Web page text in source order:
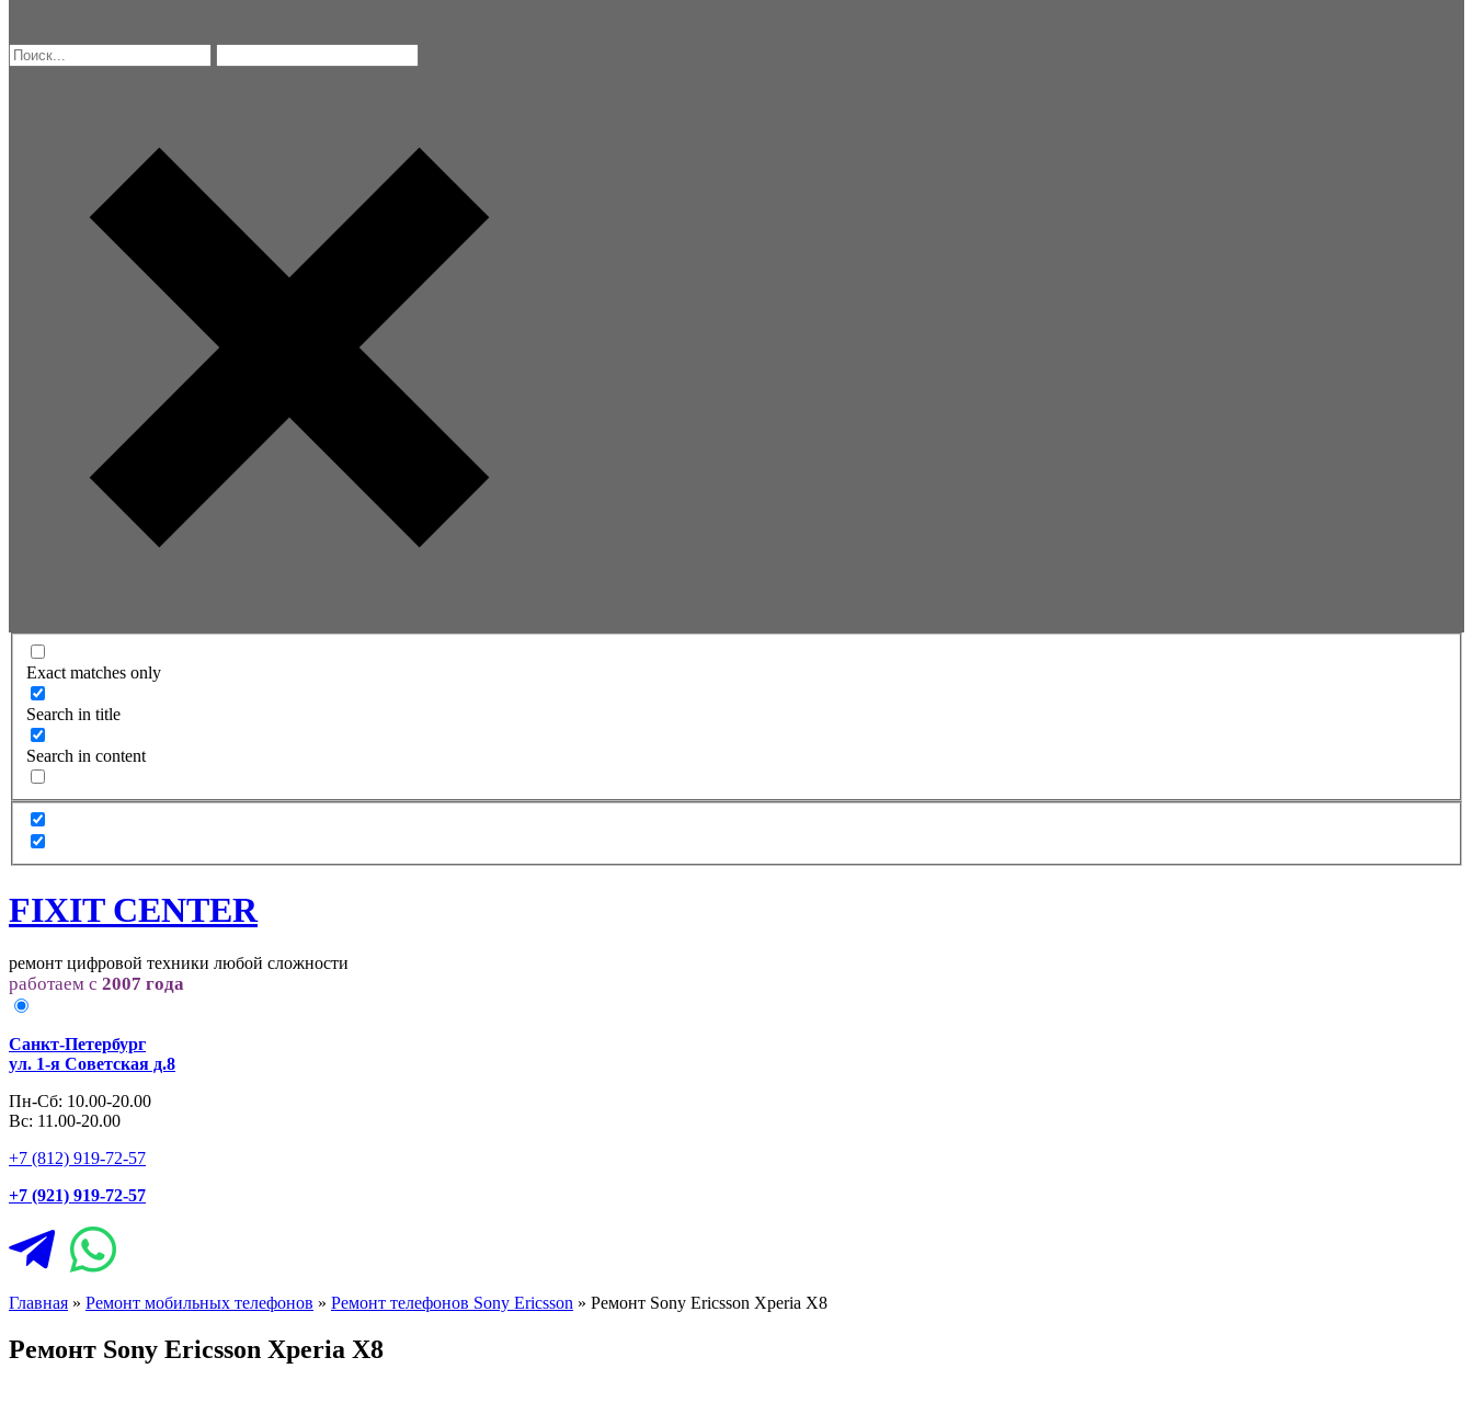
Exact matches only
Search in title
Search in content
FIXIT CENTER
ремонт цифровой техники любой сложности
работаем с 2007 года
Санкт-Петербург
ул. 1-я Советская д.8
Пн-Сб: 10.00-20.00
Вс: 11.00-20.00
+7 (812) 919-72-57
+7 (921) 919-72-57
Главная » Ремонт мобильных телефонов » Ремонт телефонов Sony Ericsson » Ремонт Sony Ericsson Xperia X8
Ремонт Sony Ericsson Xperia X8